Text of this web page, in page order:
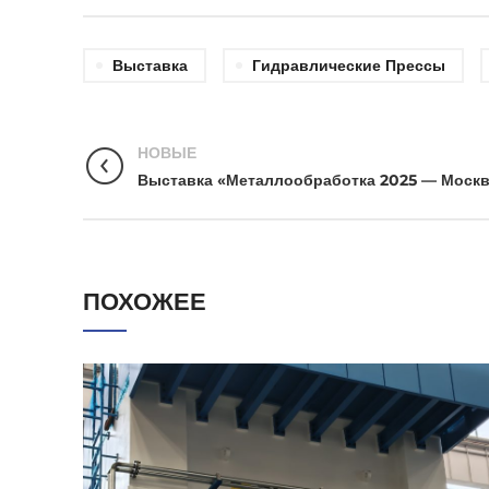
Выставка Гидравлические Прессы
НОВЫЕ
Выставка «Металлообработка 2025 —
ПОХОЖЕЕ